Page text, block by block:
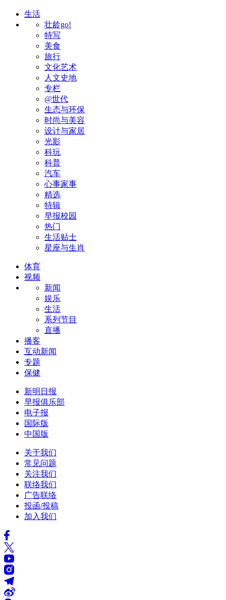
生活
壮龄go!
特写
美食
旅行
文化艺术
人文史地
专栏
@世代
生态与环保
时尚与美容
设计与家居
光影
科玩
科普
汽车
心事家事
精选
特辑
早报校园
热门
生活贴士
星座与生肖
体育
视频
新闻
娱乐
生活
系列节目
直播
播客
互动新闻
专题
保健
新明日报
早报俱乐部
电子报
国际版
中国版
关于我们
常见问题
关注我们
联络我们
广告联络
投函/投稿
加入我们